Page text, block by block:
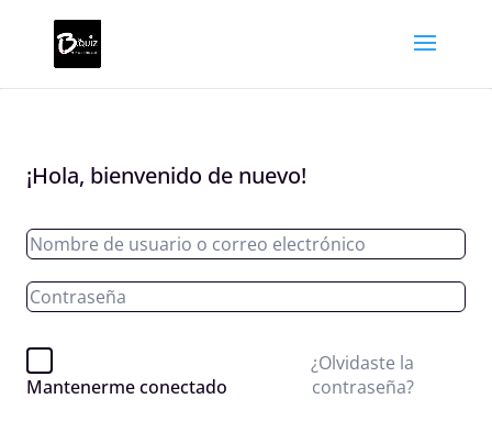
¡Hola, bienvenido de nuevo!
Mantenerme conectado
¿Olvidaste la
contraseña?